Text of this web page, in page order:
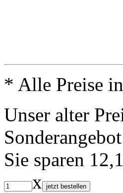
* Alle Preise
Unser alter
Sie sparen
x jetzt bestellen